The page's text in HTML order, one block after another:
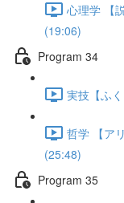
心理学 【
(19:06)
Program 34
実技【ふ
哲学 【ア
(25:48)
Program 35